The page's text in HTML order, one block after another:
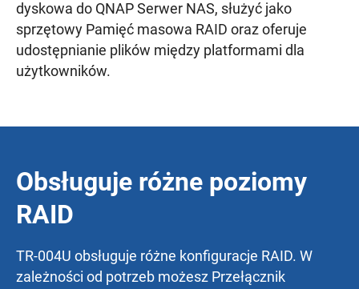
dyskowa do QNAP Serwer NAS, służyć jako
sprzętowy Pamięć masowa RAID oraz oferuje
udostępnianie plików między platformami dla
użytkowników.
Obsługuje różne poziomy
RAID
TR-004U obsługuje różne konfiguracje RAID. W
zależności od potrzeb możesz Przełącznik